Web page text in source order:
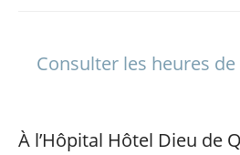
Consulter les heures
À l’Hôpital Hôtel Dieu de